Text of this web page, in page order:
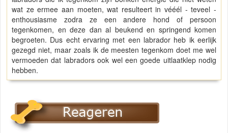
wat ze ermee aan moeten, wat resulteert in vééél - teveel -
enthousiasme zodra ze een andere hond of persoon
tegenkomen, en deze dan al beukend en springend komen
begroeten. Dus echt ervaring met een labrador heb ik eerlijk
gezegd niet, maar zoals ik de meesten tegenkom doet me wel
vermoeden dat labradors ook wel een goede uitlaatklep nodig
hebben.